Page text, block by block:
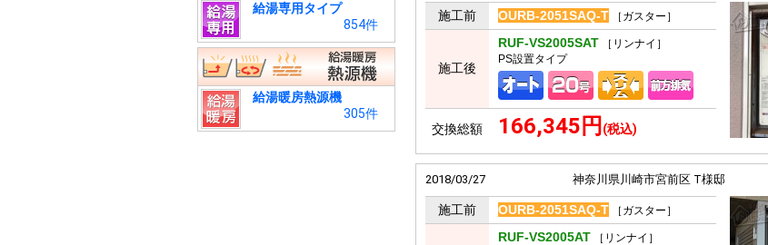
給湯専用タイプ
854件
給湯暖房熱源機
305件
施工前 OURB-2051SAQ-T ［ガスター］
施工後
RUF-VS2005SAT
［リンナイ］
PS設置タイプ
交換総額 166,345円 (税込)
2018/03/27 神奈川県川崎市宮前区 T様邸
施工前 OURB-2051SAQ-T ［ガスター］
RUF-VS2005AT
［リンナイ］